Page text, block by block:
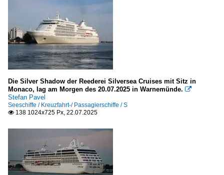
Quebec
Malta
Valletta
Bergen
Oslo
Schweden
Stockholm
Die Silver Shadow der Reederei Silversea Cruises mit Sitz in
Monaco, lag am Morgen des 20.07.2025 in Warnemünde. 
Stefan Pavel
Seeschiffe / Kreuzfahrt-/ Passagierschiffe / S
 138 1024x725 Px, 22.07.2025